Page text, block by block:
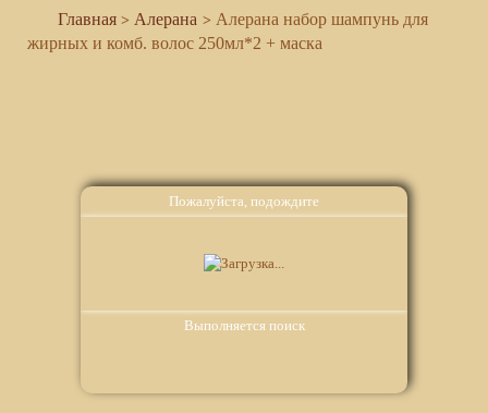
Пожалуйста, подождите
Выполняется поиск
Алерана
Алерана набор шампунь для
жирных и комб. волос 250мл*2 + маска